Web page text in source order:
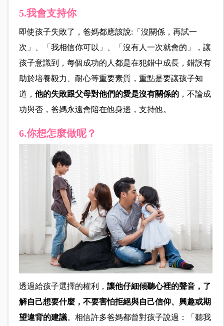
5.我會支持你
即使孩子失敗了，爸媽都應該說:「沒關係，再試一
次」、「我相信你可以」、「沒有人一次就會的」，讓
孩子意識到，每個成功的人都是在犯錯中成長，錯誤有
助於培養毅力、耐心等重要素質，重點是要讓孩子知
道， 他的失敗跟父母對他們的愛是沒有關係的，不論成
功與否，爸媽永遠會陪在他身邊，支持他。
6.你想怎麼做呢？
透過給孩子選擇的權利， 讓他仔細傾聽心裡的聲音，了
解自己想要什麼，不要害怕拒絕與自己信仰、興趣或期
望違背的建議。相信許多爸媽都曾對孩子說過：「聽我